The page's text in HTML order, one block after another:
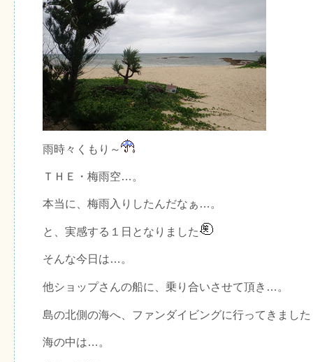
雨時々くもり～
ＴＨＥ・梅雨空…。
本当に、梅雨入りしたんだなぁ…。
と、実感する１日となりました
そんな今日は…。
他ショップさんの船に、乗り合いさせて頂き…。
島の北側の海へ、ファンダイビングに行ってきました
海の中は…。